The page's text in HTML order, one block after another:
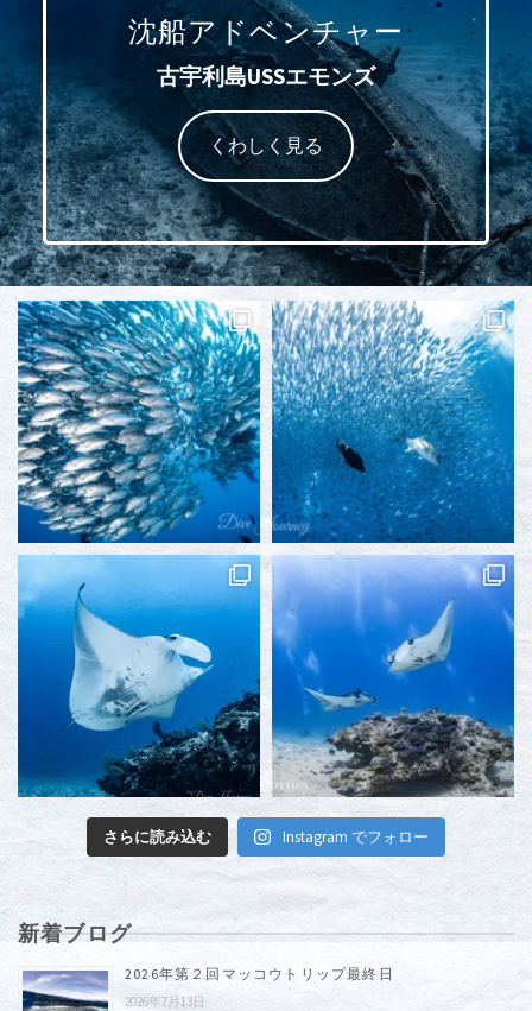
沈船アドベンチャー
古宇利島USSエモンズ
くわしく見る
さらに読み込む Instagram でフォロー
新着ブログ
2026年第２回マッコウトリップ最終日
2026年7月13日